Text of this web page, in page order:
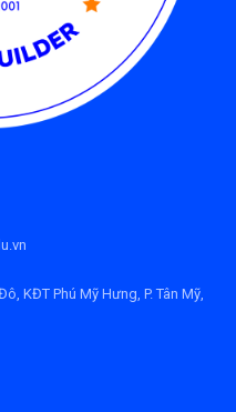
KĐT Phú Mỹ Hưng, P. Tân Mỹ,